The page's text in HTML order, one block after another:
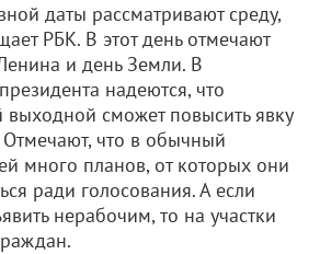
даты рассматривают среду,
РБК. В этот день отмечают
и день Земли. В
надеются, что
сможет повысить явку
что в обычный
много планов, от которых они
ради голосования. А если
нерабочим, то на участки